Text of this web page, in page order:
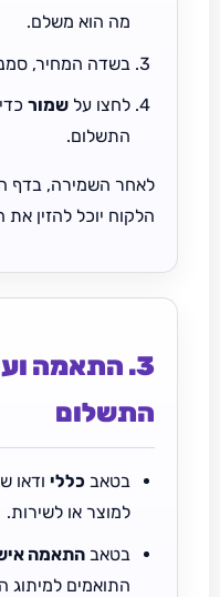
מה הוא משלם.
בשדה המחיר,
לחצו על שמור
התשלום.
לאחר השמירה, בדף
הלקוח יוכל להזין את
3. התאמה
התשלום
בטאב כללי ודאו
למוצר או לשירות.
בטאב התאמה
התואמים למיתוג